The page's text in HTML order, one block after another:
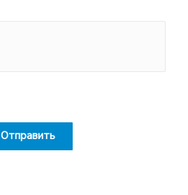
Отправить